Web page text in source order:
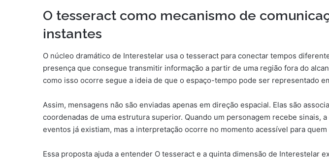
O tesseract como mecanismo de
instantes
O núcleo dramático de Interestelar usa o tesseract para conectar tempos
presença que consegue transmitir informação a partir de uma região fora do
como isso ocorre segue a ideia de que o espaço-tempo pode ser representado
Assim, mensagens não são enviadas apenas em direção espacial. Elas são
coordenadas de uma estrutura superior. Quando um personagem recebe sinais,
eventos já existiam, mas a interpretação ocorre no momento acessível para
Essa proposta ajuda a entender O tesseract e a quinta dimensão de Interestelar